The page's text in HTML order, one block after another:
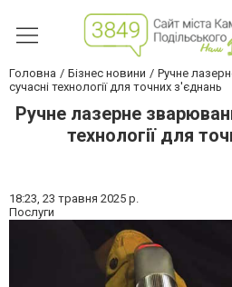
Головна Бізнес новини
Ручне
сучасні технології для точних з'єднань
Ручне лазерне
технології для
18:23, 23 травня 2025 р.
Послуги